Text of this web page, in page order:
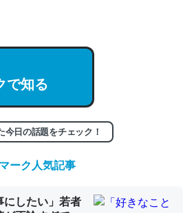
entry/2023/03/27
いての考察（１） - conceptualization
ずっと前の伏線」は回収されないけ
で知る
今日の話題をチェック！
ーク人気記事
にしたい」若者